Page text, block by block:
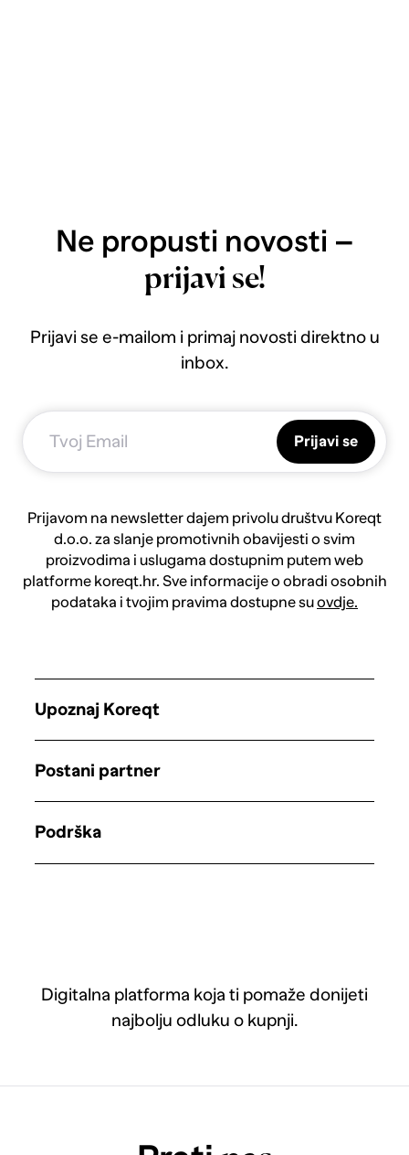
Ne propusti novosti –
prijavi se!
Prijavi se e-mailom i primaj novosti direktno u
inbox.
Prijavi se
Prijavom na newsletter dajem privolu društvu Koreqt
d.o.o. za slanje promotivnih obavijesti o svim
proizvodima i uslugama dostupnim putem web
platforme koreqt.hr. Sve informacije o obradi osobnih
podataka i tvojim pravima dostupne suovdje.
Digitalna platforma koja ti pomaže donijeti
najbolju odluku o kupnji.
Upoznaj Koreqt
Postani partner
Podrška